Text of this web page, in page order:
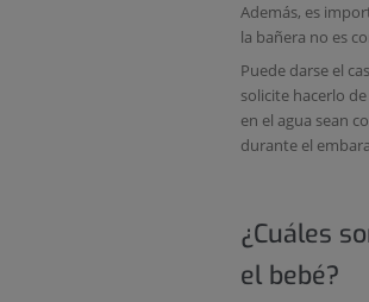
Además, es
la bañera no es
Puede darse el
solicite hacerlo
en el agua sean
durante el
¿Cuáles
el bebé?